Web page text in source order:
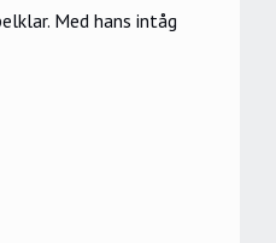
Med hans intåg